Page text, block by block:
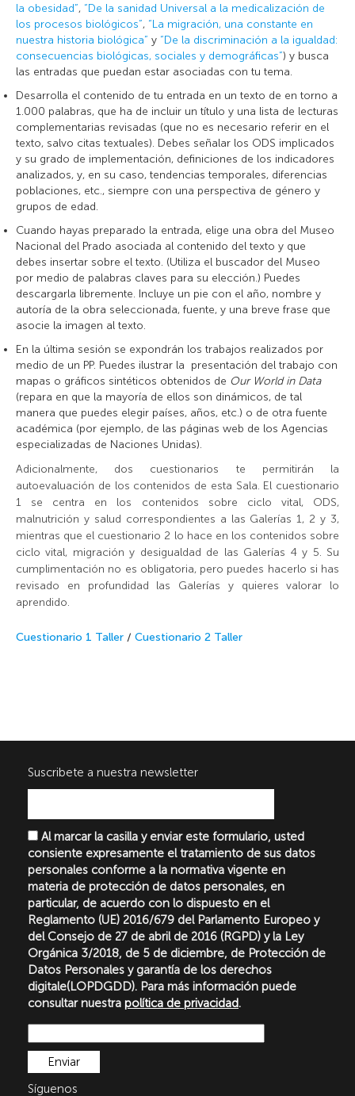
la obesidad”, “De la sanidad Universal a la medicalización de
los procesos biológicos”, “La migración, una constante en
nuestra historia biológica” y “De la discriminación a la igualdad:
consecuencias biológicas, sociales y demográficas”) y busca
las entradas que puedan estar asociadas con tu tema.
Desarrolla el contenido de tu entrada en un texto de en torno a
1.000 palabras, que ha de incluir un título y una lista de lecturas
complementarias revisadas (que no es necesario referir en el
texto, salvo citas textuales). Debes señalar los ODS implicados
y su grado de implementación, definiciones de los indicadores
analizados, y, en su caso, tendencias temporales, diferencias
poblaciones, etc., siempre con una perspectiva de género y
grupos de edad.
Cuando hayas preparado la entrada, elige una obra del Museo
Nacional del Prado asociada al contenido del texto y que
debes insertar sobre el texto. (Utiliza el buscador del Museo
por medio de palabras claves para su elección.) Puedes
descargarla libremente. Incluye un pie con el año, nombre y
autoría de la obra seleccionada, fuente, y una breve frase que
asocie la imagen al texto.
En la última sesión se expondrán los trabajos realizados por
medio de un PP. Puedes ilustrar la presentación del trabajo con
mapas o gráficos sintéticos obtenidos de Our World in Data
(repara en que la mayoría de ellos son dinámicos, de tal
manera que puedes elegir países, años, etc.) o de otra fuente
académica (por ejemplo, de las páginas web de los Agencias
especializadas de Naciones Unidas).
Adicionalmente, dos cuestionarios te permitirán la
autoevaluación de los contenidos de esta Sala. El cuestionario
1 se centra en los contenidos sobre ciclo vital, ODS,
malnutrición y salud correspondientes a las Galerías 1, 2 y 3,
mientras que el cuestionario 2 lo hace en los contenidos sobre
ciclo vital, migración y desigualdad de las Galerías 4 y 5. Su
cumplimentación no es obligatoria, pero puedes hacerlo si has
revisado en profundidad las Galerías y quieres valorar lo
aprendido.
Cuestionario 1 Taller / Cuestionario 2 Taller
Suscribete a nuestra newsletter
Al marcar la casilla y enviar este formulario, usted
consiente expresamente el tratamiento de sus datos
personales conforme a la normativa vigente en
materia de protección de datos personales, en
particular, de acuerdo con lo dispuesto en el
Reglamento (UE) 2016/679 del Parlamento Europeo y
del Consejo de 27 de abril de 2016 (RGPD) y la Ley
Orgánica 3/2018, de 5 de diciembre, de Protección de
Datos Personales y garantía de los derechos
digitale(LOPDGDD). Para más información puede
consultar nuestra política de privacidad.
Síguenos